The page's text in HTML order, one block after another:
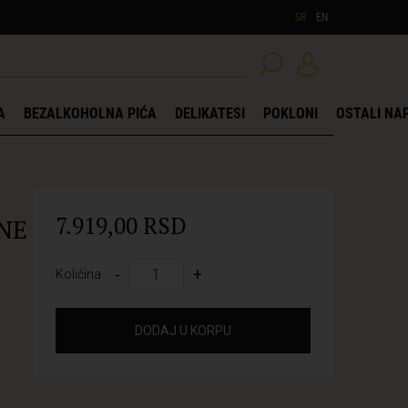
SR EN
BEZALKOHOLNA PIĆA DELIKATESI POKLONI OSTALI
7.919,00 RSD
Količina - +
DODAJ U KORPU